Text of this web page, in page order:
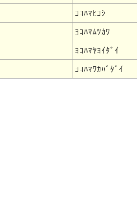
ﾖｺﾊﾏﾋﾖｼ
ﾖｺﾊﾏﾑﾂｶﾜ
ﾖｺﾊﾏﾔﾖｲﾀﾞｲ
ﾖｺﾊﾏﾜｶﾊﾞﾀﾞｲ